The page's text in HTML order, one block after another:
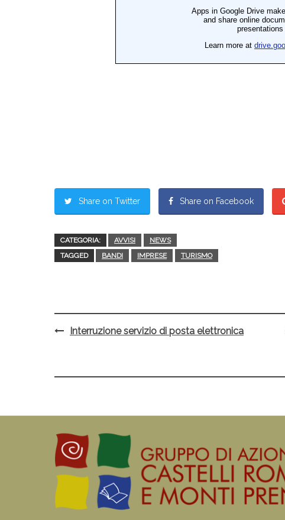
Share on Twitter Share on Facebook
CATEGORIA: AVVISI
NEWS
TAGGED
BANDI IMPRESE TURISMO
PostInterruzione servizio di posta elettronica